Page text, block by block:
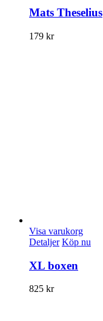
Mats Theselius
179 kr
Visa varukorg
Detaljer Köp nu
XL boxen
825 kr